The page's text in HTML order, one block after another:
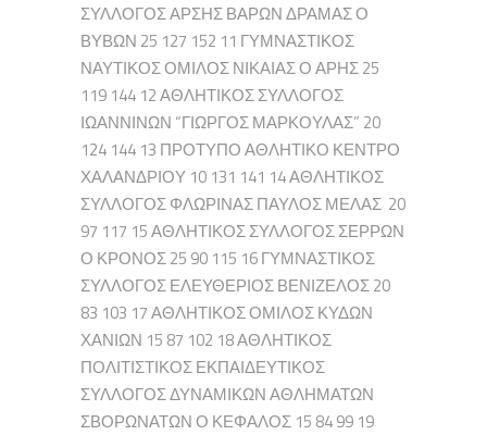
ΣΥΛΛΟΓΟΣ ΑΡΣΗΣ ΒΑΡΩΝ ΔΡΑΜΑΣ Ο
ΒΥΒΩΝ 25 127 152 11 ΓΥΜΝΑΣΤΙΚΟΣ
ΝΑΥΤΙΚΟΣ ΟΜΙΛΟΣ ΝΙΚΑΙΑΣ Ο ΑΡΗΣ 25
119 144 12 ΑΘΛΗΤΙΚΟΣ ΣΥΛΛΟΓΟΣ
ΙΩΑΝΝΙΝΩΝ “ΓΙΩΡΓΟΣ ΜΑΡΚΟΥΛΑΣ” 20
124 144 13 ΠΡΟΤΥΠΟ ΑΘΛΗΤΙΚΟ ΚΕΝΤΡΟ
ΧΑΛΑΝΔΡΙΟΥ 10 131 141 14 ΑΘΛΗΤΙΚΟΣ
ΣΥΛΛΟΓΟΣ ΦΛΩΡΙΝΑΣ ΠΑΥΛΟΣ ΜΕΛΑΣ 20
97 117 15 ΑΘΛΗΤΙΚΟΣ ΣΥΛΛΟΓΟΣ ΣΕΡΡΩΝ
Ο ΚΡΟΝΟΣ 25 90 115 16 ΓΥΜΝΑΣΤΙΚΟΣ
ΣΥΛΛΟΓΟΣ ΕΛΕΥΘΕΡΙΟΣ ΒΕΝΙΖΕΛΟΣ 20
83 103 17 ΑΘΛΗΤΙΚΟΣ ΟΜΙΛΟΣ ΚΥΔΩΝ
ΧΑΝΙΩΝ 15 87 102 18 ΑΘΛΗΤΙΚΟΣ
ΠΟΛΙΤΙΣΤΙΚΟΣ ΕΚΠΑΙΔΕΥΤΙΚΟΣ
ΣΥΛΛΟΓΟΣ ΔΥΝΑΜΙΚΩΝ ΑΘΛΗΜΑΤΩΝ
ΣΒΟΡΩΝΑΤΩΝ Ο ΚΕΦΑΛΟΣ 15 84 99 19